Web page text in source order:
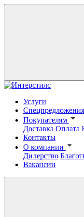
Услуги
Спецпредложения
Покупателям
Доставка Оплата
Контакты
О компании
Дилерство
Вакансии